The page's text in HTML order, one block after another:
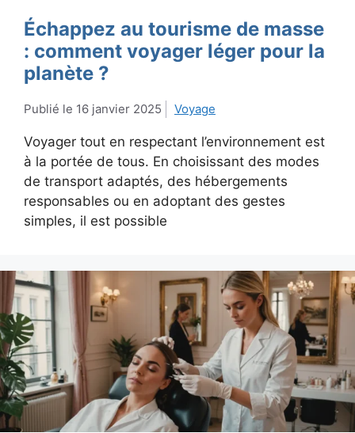
Échappez au tourisme de masse
: comment voyager léger pour la
planète ?
16 janvier 2025 Voyage
Voyager tout en respectant l’environnement est
à la portée de tous. En choisissant des modes
de transport adaptés, des hébergements
responsables ou en adoptant des gestes
simples, il est possible